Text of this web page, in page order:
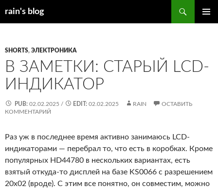
rain's blog
SHORTS, ЭЛЕКТРОНИКА
В ЗАМЕТКИ: СТАРЫЙ LCD-
ИНДИКАТОР
PUB: 02.02.2025 / EDIT: 02.02.2025 RAIN
ОСТАВИТЬ
КОММЕНТАРИЙ
Раз уж в последнее время активно занимаюсь LCD-
индикаторами — перебрал то, что есть в коробках. Кроме
популярных HD44780 в нескольких вариантах, есть
взятый откуда-то дисплей на базе KS0066 с разрешением
20х02 (вроде). С этим все понятно, он совместим, можно